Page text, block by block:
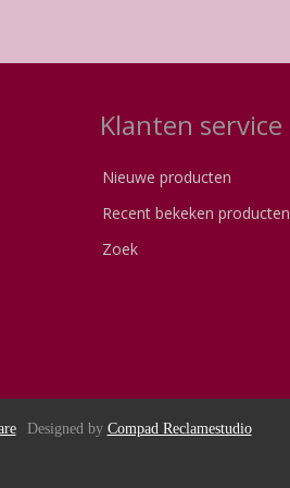
Klanten service
Nieuwe producten
Recent bekeken producten
Zoek
Designed by Compad Reclamestudio